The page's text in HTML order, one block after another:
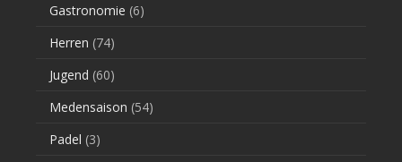
Gastronomie (6)
Herren (74)
Jugend (60)
Medensaison (54)
Padel (3)